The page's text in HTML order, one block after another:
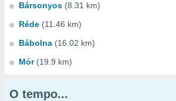
Bársonyos (8.31 km)
Réde (11.46 km)
Bábolna (16.02 km)
Mór (19.9 km)
O tempo...